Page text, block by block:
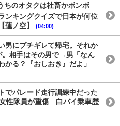
ちのオタクは社畜かボンボ
ンキングクイズで日本が何位
蓮ノ空】
(04:00)
男にブチギレて帰宅。それか
。相手はその男で→男「なん
かる？『おしおき』だよ」
パレード走行訓練中だった
性隊員が重傷 白バイ乗車歴